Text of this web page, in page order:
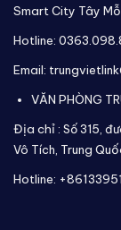
Smart City Tây
Hotline:
Email:
VĂN PHÒNG
Địa chỉ : Số 315,
Vô Tích, Trung
Hotline: